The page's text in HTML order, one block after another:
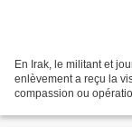
En Irak, le militant et
enlèvement a reçu la
compassion ou